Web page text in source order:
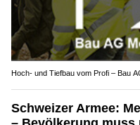
Hoch- und Tiefbau vom Profi – Bau
Schweizer Armee: